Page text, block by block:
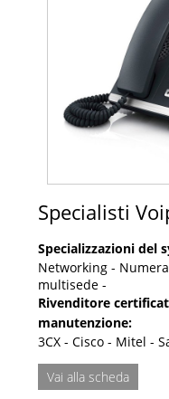
Specialisti
Specializzazioni del
Networking -
multisede -
Rivenditore
manutenzione:
3CX - Cisco - Mitel -
Vai alla scheda